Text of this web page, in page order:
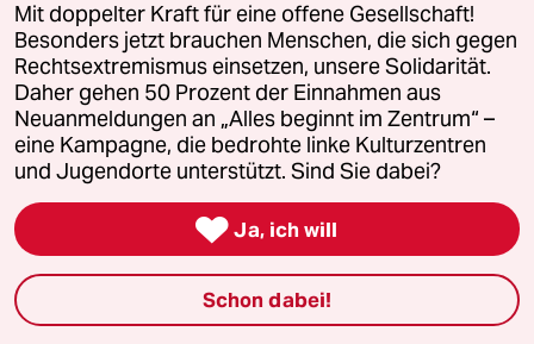
2 Nathanael Liminski über seine CDU
„Wir müssen in der Lage sein, besser zu
argumentieren“
3 „Dem Kanzler ist der Osten egal“
Mit doppelter Kraft für eine offene Gesellschaft!
Besonders jetzt brauchen Menschen, die sich gegen
Rechtsextremismus einsetzen, unsere Solidarität.
Daher gehen 50 Prozent der Einnahmen aus
Neuanmeldungen an „Alles beginnt im Zentrum“ –
eine Kampagne, die bedrohte linke Kulturzentren
und Jugendorte unterstützt. Sind Sie dabei?
 Ja, ich will
Schon dabei!